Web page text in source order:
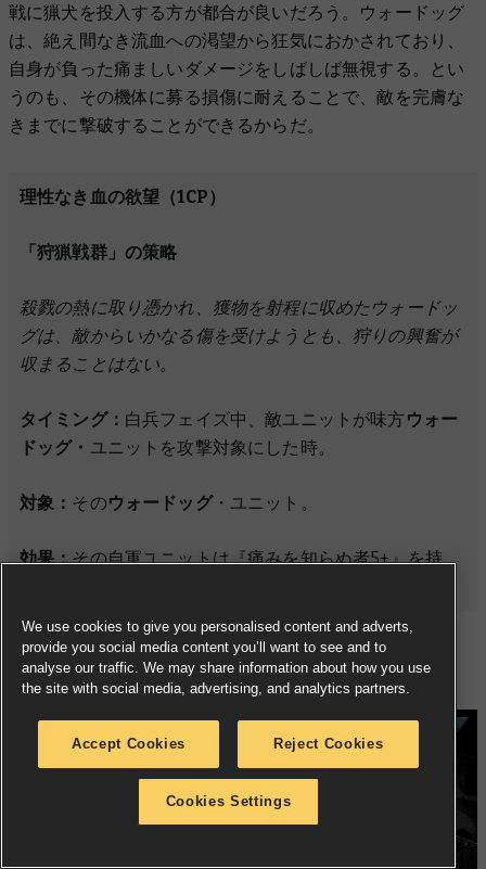
戦に猟犬を投入する方が都合が良いだろう。ウォードッグ
は、絶え間なき流血への渇望から狂気におかされており、
自身が負った痛ましいダメージをしばしば無視する。とい
うのも、その機体に募る損傷に耐えることで、敵を完膚な
きまでに撃破することができるからだ。
理性なき血の欲望（1CP）
「狩猟戦群」の策略
殺戮の熱に取り憑かれ、獲物を射程に収めたウォードッ
グは、敵からいかなる傷を受けようとも、狩りの興奮が
収まることはない。
タイミング： 白兵フェイズ中、敵ユニットが味方ウォー
ドッグ・ ユニットを攻撃対象にした時。
対象： そのウォードッグ・ユニット。
効果：その自軍ユニットは『痛みを知らぬ者5+』を持
亡国の奴隷兵
We use cookies to give you personalised content and adverts,
provide you social media content you’ll want to see and to
analyse our traffic. We may share information about how you use
the site with social media, advertising, and analytics partners.
Accept Cookies Reject Cookies
Cookies Settings